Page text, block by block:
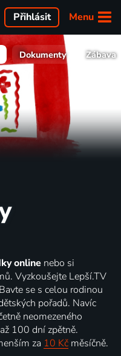
Menu
Přihlásit
Dokumenty Zábava
online nebo si
Vyzkoušejte Lepší.TV
se s celou rodinou
pořadů. Navíc
neomezeného
100 dní zpětně.
za 10 Kč měsíčně.